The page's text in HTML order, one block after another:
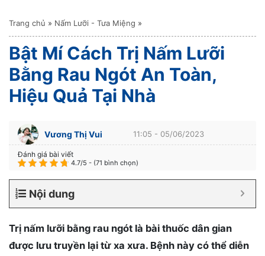
Trang chủ » Nấm Lưỡi - Tưa Miệng »
Bật Mí Cách Trị Nấm Lưỡi
Bằng Rau Ngót An Toàn,
Hiệu Quả Tại Nhà
Vương Thị Vui 11:05 - 05/06/2023
Đánh giá bài viết
4.7/5 - (71 bình chọn)
Nội dung
Trị nấm lưỡi bằng rau ngót là bài thuốc dân gian
được lưu truyền lại từ xa xưa. Bệnh này có thể diễn